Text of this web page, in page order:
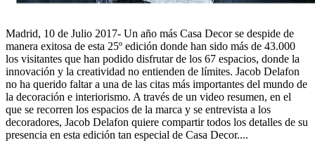
Madrid, 10 de Julio 2017- Un año más Casa Decor se despide de
manera exitosa de esta 25º edición donde han sido más de 43.000
los visitantes que han podido disfrutar de los 67 espacios, donde la
innovación y la creatividad no entienden de límites. Jacob Delafon
no ha querido faltar a una de las citas más importantes del mundo de
la decoración e interiorismo. A través de un video resumen, en el
que se recorren los espacios de la marca y se entrevista a los
decoradores, Jacob Delafon quiere compartir todos los detalles de su
presencia en esta edición tan especial de Casa Decor....